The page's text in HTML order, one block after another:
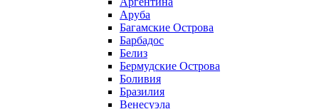
Аруба
Багамские Острова
Барбадос
Белиз
Бермудские Острова
Боливия
Бразилия
Венесуэла